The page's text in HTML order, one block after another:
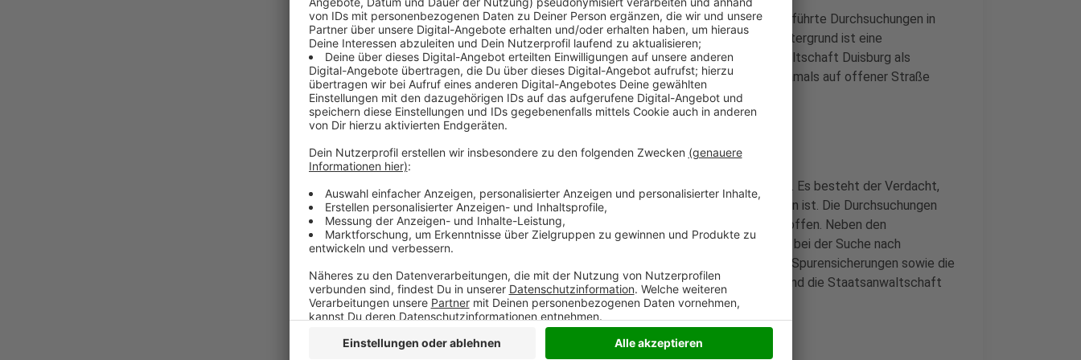
Kurz vor 6 Uhr rückte ein Spezialeinsatzkommando (SEK) aus und führte Durchsuchungen in
insgesamt drei Wohnungen in einer ruhigen Wohnstraße durch. Hintergrund ist eine
Auseinandersetzung vom 12. November 2024, die die Staatsanwaltschaft Duisburg als
versuchtes Tötungsdelikt einstuft. Ein 32-jähriger Iraker wurde damals auf offener Straße
angeschossen und überlebte mit einer Schussverletzung am Bein.
Anzeige
Im Zentrum der Ermittlungen steht ein 37-jähriger Deutsch-Türke. Es besteht der Verdacht,
dass der Angriff auf Streitigkeiten im Drogenmilieu zurückzuführen ist. Die Durchsuchungen
verliefen reibungslos, jedoch wurde der Verdächtige nicht angetroffen. Neben den
Spezialeinheiten war auch ein Spürhund der Polizei im Einsatz, der bei der Suche nach
Beweismitteln wie der Tatwaffe unterstützte. Aktuell laufen die Spurensicherungen sowie die
Auswertung der Durchsuchungsergebnisse. DiePolizei Duisburg
und die Staatsanwaltschaft
ermitteln weiter und informieren zu gegebener Zeit.